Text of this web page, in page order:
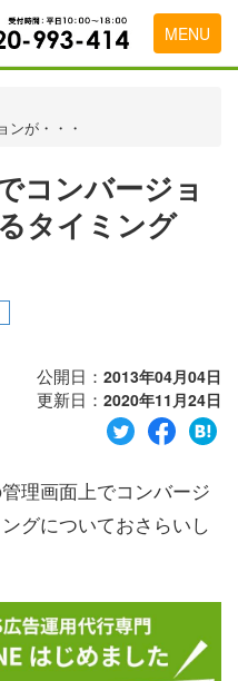
MENU
ンが・・・
コンバージョ
タイミング
公開日： 2013年04月04日
更新日： 2020年11月24日
理画面上でコンバージ
グについておさらいし